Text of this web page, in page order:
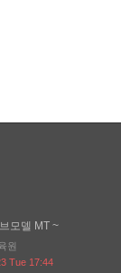
모델 MT ~
원
Tue 17:44